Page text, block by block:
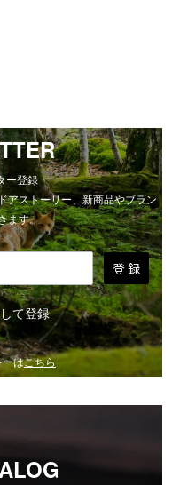
ー登録
アストーリー、新商品やブラン
ます。
登 録
て登録
ーはこちら